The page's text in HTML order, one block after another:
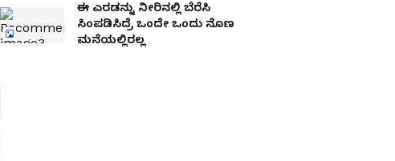
ಈ ಎರಡನ್ನು ನೀರಿನಲ್ಲಿ ಬೆರೆಸಿ
ಸಿಂಪಡಿಸಿದ್ರೆ ಒಂದೇ ಒಂದು ನೊಣ
ಮನೆಯಲ್ಲಿರಲ್ಲ